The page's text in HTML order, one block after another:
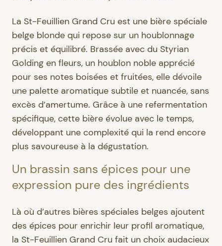
La St-Feuillien Grand Cru est une bière spéciale
belge blonde qui repose sur un houblonnage
précis et équilibré. Brassée avec du Styrian
Golding en fleurs, un houblon noble apprécié
pour ses notes boisées et fruitées, elle dévoile
une palette aromatique subtile et nuancée, sans
excès d’amertume. Grâce à une refermentation
spécifique, cette bière évolue avec le temps,
développant une complexité qui la rend encore
plus savoureuse à la dégustation.
Un brassin sans épices pour une
expression pure des ingrédients
Là où d’autres bières spéciales belges ajoutent
des épices pour enrichir leur profil aromatique,
la St-Feuillien Grand Cru fait un choix audacieux